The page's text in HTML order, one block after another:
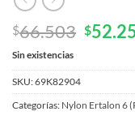
$66.503 El
$
Sin existencias
SKU:69K82904
Categorías: Nylon Ertalon 6